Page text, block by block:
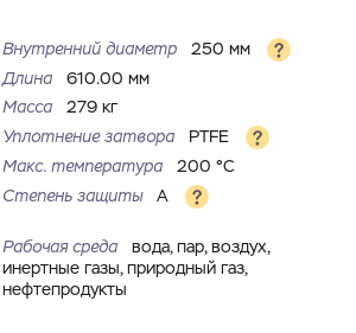
Внутренний диаметр
250 мм
Длина
610.00 мм
Масса
279 кг
Уплотнение затвора
PTFE
Макс. температура
200 °С
Степень защиты A
Рабочая среда
вода, пар, воздух,
инертные газы, природный газ,
нефтепродукты